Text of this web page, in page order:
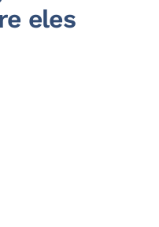
eles